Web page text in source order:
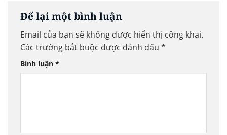
Để lại một bình luận
Email của bạn sẽ không được hiển thị công khai.
Các trường bắt buộc được đánh dấu *
Bình luận *